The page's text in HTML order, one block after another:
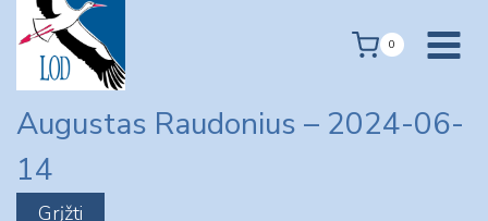
content
0
Augustas Raudonius – 2024-06-
14